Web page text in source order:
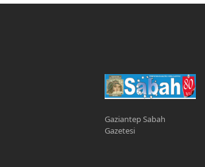
Gaziantep Sabah
Gazetesi